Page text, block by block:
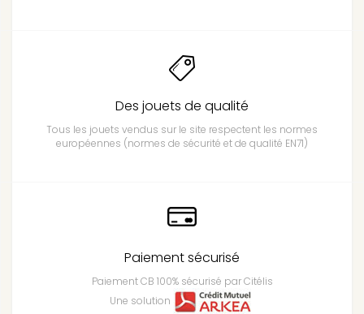
Des jouets de qualité
Tous les jouets vendus sur le site respectent les normes
européennes (normes de sécurité et de qualité EN71)
Paiement sécurisé
Paiement CB 100% sécurisé par Citélis
Une solution